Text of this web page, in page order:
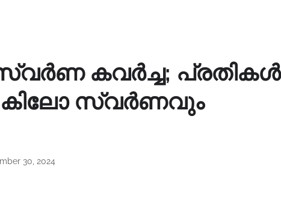
കവർച്ച; പ്രതികൾ
കിലോ സ്വർണവും
30, 2024